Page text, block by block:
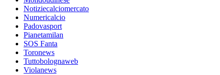
Notiziecalciomercato
Numericalcio
Padovasport
Pianetamilan
SOS Fanta
Toronews
Tuttobolognaweb
Violanews